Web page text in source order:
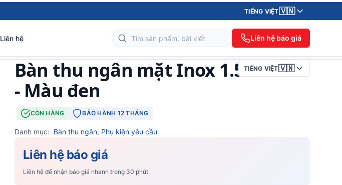
TIẾNG VIỆT🇻🇳
Liên hệ Liên hệ báo giá
TIẾNG VIỆT🇻🇳
Bàn thu ngân mặt Inox 1.5m
- Màu đen
CÒN HÀNG BẢO HÀNH 12 THÁNG
Danh mục: Bàn thu ngân Phụ kiện yêu cầu
Liên hệ báo giá
Liên hệ để nhận báo giá nhanh trong 30 phút